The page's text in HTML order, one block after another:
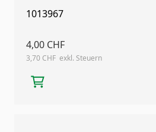
1013967
4,00 CHF
3,70 CHF